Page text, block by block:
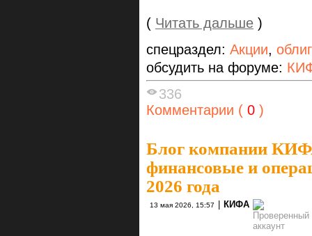
( Читать дальше )
спецраздел: Акции,
обсудить на форуме:
336
Комментарии ( 0 )
Блог компании
финансовые и
2026 года
13 мая 2026, 15:57 КИФА